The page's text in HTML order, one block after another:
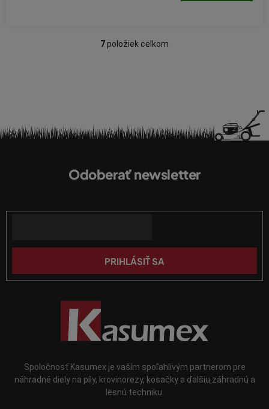
O
c
i
p
r
k
ý
p
i
7položiek celkom
t
Spoločnosť Kasumex je vaším spoľahlivým partnerom pre
náhradné diely na píly, krovinorezy, kosačky a ďalšiu záhradnú a
lesnú techniku.
Odoberať newsletter
PRIHLÁSIŤ SA